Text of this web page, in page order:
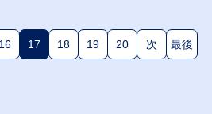
16 17(現在のページ)
18 19 20 次 最後